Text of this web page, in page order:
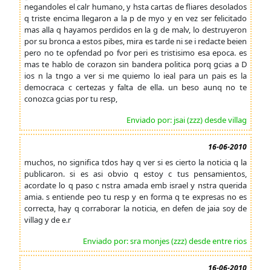
negandoles el calr humano, y hsta cartas de fliares desolados
q triste encima llegaron a la p de myo y en vez ser felicitado
mas alla q hayamos perdidos en la g de malv, lo destruyeron
por su bronca a estos pibes, mira es tarde ni se i redacte beien
pero no te opfendad po fvor peri es tristisimo esa epoca. es
mas te hablo de corazon sin bandera politica porq gcias a D
ios n la tngo a ver si me quiemo lo ieal para un pais es la
democraca c certezas y falta de ella. un beso aunq no te
conozca gcias por tu resp,
Enviado por: jsai (zzz) desde villag
16-06-2010
muchos, no significa tdos hay q ver si es cierto la noticia q la
publicaron. si es asi obvio q estoy c tus pensamientos,
acordate lo q paso c nstra amada emb israel y nstra querida
amia. s entiende peo tu resp y en forma q te expresas no es
correcta, hay q corraborar la noticia, en defen de jaia soy de
villag y de e.r
Enviado por: sra monjes (zzz) desde entre rios
16-06-2010